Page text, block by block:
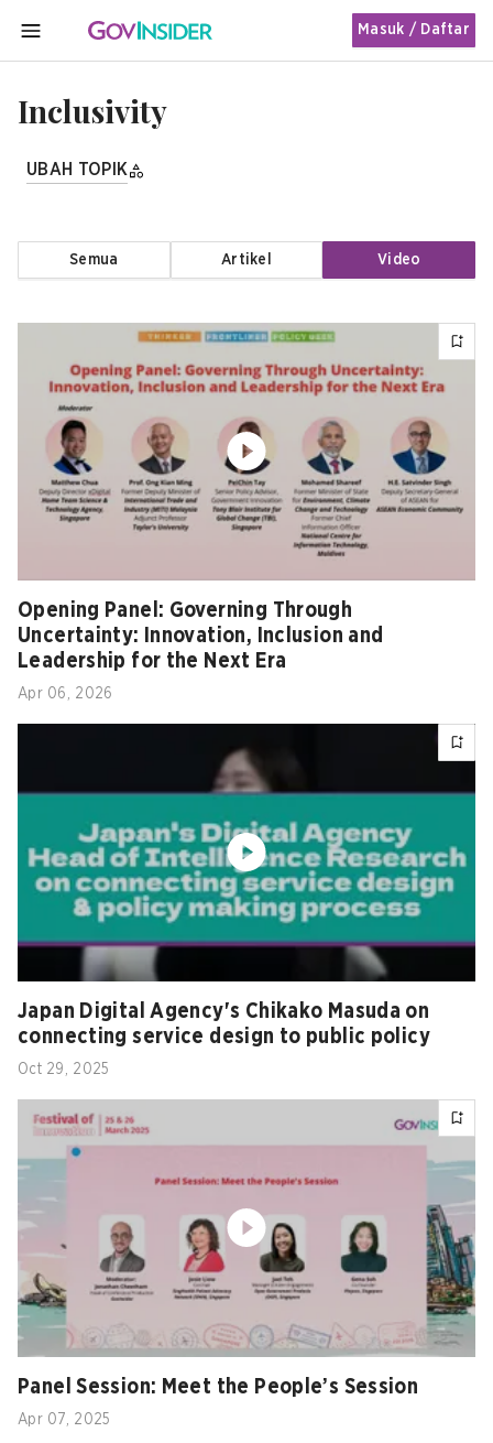
MENU
Masuk / Daftar
Inclusivity
UBAH TOPIK
Semua Artikel Video
Opening Panel: Governing Through
Uncertainty: Innovation, Inclusion and
Leadership for the Next Era
Apr 06, 2026
Japan Digital Agency's Chikako Masuda on
connecting service design to public policy
Oct 29, 2025
Panel Session: Meet the People’s Session
Apr 07, 2025